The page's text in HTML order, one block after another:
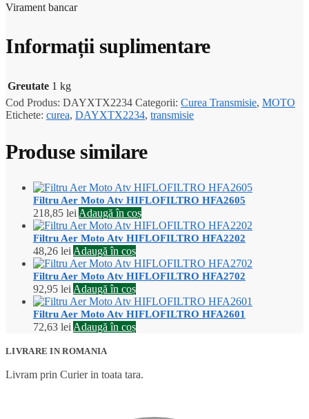
Virament bancar
Informații suplimentare
Greutate 1 kg
Cod Produs: DAYXTX2234 Categorii: Curea Transmisie, MOTO
Etichete: curea, DAYXTX2234, transmisie
Produse similare
Filtru Aer Moto Atv HIFLOFILTRO HFA2605
218,85 lei Adaugă în coș
Filtru Aer Moto Atv HIFLOFILTRO HFA2202
48,26 lei Adaugă în coș
Filtru Aer Moto Atv HIFLOFILTRO HFA2702
92,95 lei Adaugă în coș
Filtru Aer Moto Atv HIFLOFILTRO HFA2601
72,63 lei Adaugă în coș
LIVRARE IN ROMANIA
Livram prin Curier in toata tara.